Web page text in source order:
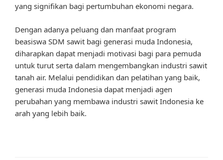
yang signifikan bagi pertumbuhan ekonomi negara.
Dengan adanya peluang dan manfaat program
beasiswa SDM sawit bagi generasi muda Indonesia,
diharapkan dapat menjadi motivasi bagi para pemuda
untuk turut serta dalam mengembangkan industri sawit
tanah air. Melalui pendidikan dan pelatihan yang baik,
generasi muda Indonesia dapat menjadi agen
perubahan yang membawa industri sawit Indonesia ke
arah yang lebih baik.